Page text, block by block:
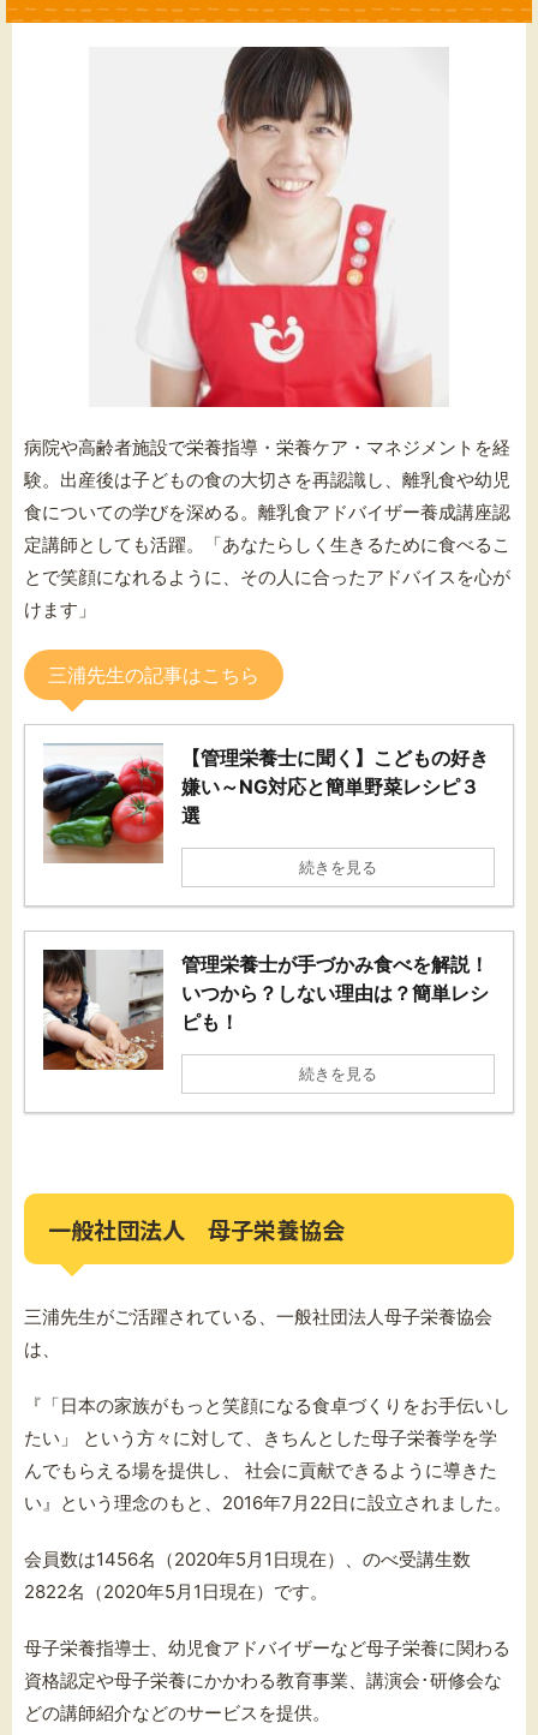
病院や高齢者施設で栄養指導・栄養ケア・マネジメントを経
験。出産後は子どもの食の大切さを再認識し、離乳食や幼児
食についての学びを深める。離乳食アドバイザー養成講座認
定講師としても活躍。
「あなたらしく生きるために食べるこ
とで笑顔になれるように、その人に合ったアドバイスを心が
けます」
三浦先生の記事はこちら
【管理栄養士に聞く】こどもの好き
嫌い～NG対応と簡単野菜レシピ３
選
続きを見る
管理栄養士が手づかみ食べを解説！
いつから？しない理由は？簡単レシ
ピも！
続きを見る
一般社団法人 母子栄養協会
三浦先生がご活躍されている、一般社団法人母子栄養協会
は、
『「日本の家族がもっと笑顔になる食卓づくりをお手伝いし
たい」 という方々に対して、きちんとした母子栄養学を学
んでもらえる場を提供し、 社会に貢献できるように導きた
い』という理念のもと、2016年7月22日に設立されました。
会員数は1456名（2020年5月1日現在）、のべ受講生数
2822名（2020年5月1日現在）です。
母子栄養指導士、幼児食アドバイザーなど母子栄養に関わる
資格認定や母子栄養にかかわる教育事業、講演会･研修会な
どの講師紹介などのサービスを提供。